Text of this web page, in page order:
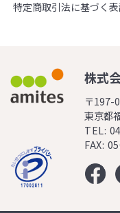
特定商取引法に基づく
株式
〒197-
東京都
TEL:
FAX: